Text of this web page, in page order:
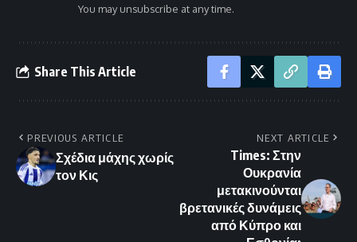
You may unsubscribe at any time.
Share This Article
PREVIOUS ARTICLE
Σχέδια μάχης χωρίς
τον Κις
NEXT ARTICLE
Times: Στην
Ουκρανία
μετακινούνται
βρετανικές δυνάμεις
από Κύπρο και